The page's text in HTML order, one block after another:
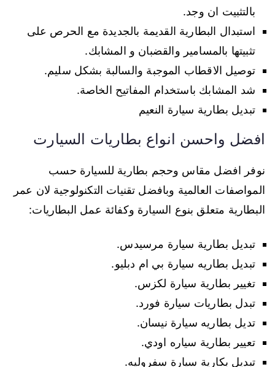
بالتثبيت ان وجد.
استبدال البطارية القديمة بالجديدة مع الحرص على
تثبيتها بالمسامير والقضبان و المشابك.
توصيل الاقطاب الموجبة والسالبة بشكل سليم.
شد المشابك باستخدام المفاتيح الخاصة.
تبديل بطارية سيارة النعيم
افضل واحسن انواع بطاريات السيارت
نوفر افضل مقاس وحجم بطارية للسيارة حسب
المواصفات العالمية وبافضل تقنيات التكنولوجية لان عمر
البطارية متعلق بنوع السيارة وكفائة عمل البطاريات:
تبديل بطارية سيارة مرسيدس.
تبديل بطاريه سيارة بي ام دبليو.
تغيير بطارية سيارة لكزس.
تبدل بطاريات سيارة فورد.
تديل بطاريه سيارة نيسان.
تعيير بطارية سياره اودي.
تبديل بكارية سيارة سفروليه.